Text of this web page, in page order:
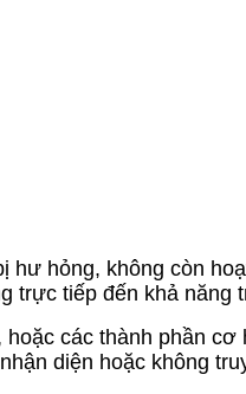
hư hỏng, không còn
trực tiếp đến khả năng
các thành phần
diện hoặc không